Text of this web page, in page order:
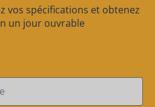
vos spécifications et obtenez
un jour ouvrable